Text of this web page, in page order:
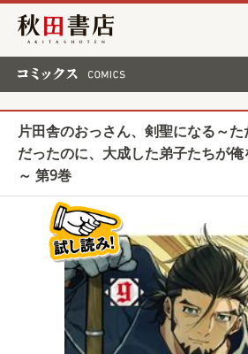
秋田書店
片田舎のおっさん、剣聖になる～
だったのに、大成した弟子たちが
～ 第9巻